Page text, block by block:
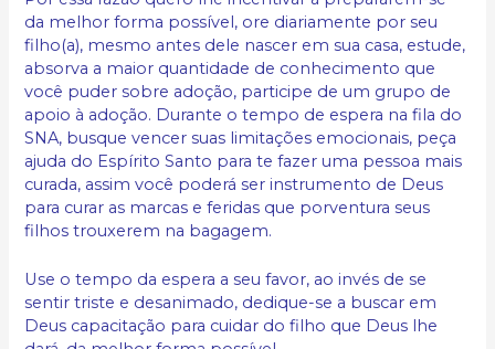
da melhor forma possível, ore diariamente por seu
filho(a), mesmo antes dele nascer em sua casa, estude,
absorva a maior quantidade de conhecimento que
você puder sobre adoção, participe de um grupo de
apoio à adoção. Durante o tempo de espera na fila do
SNA, busque vencer suas limitações emocionais, peça
ajuda do Espírito Santo para te fazer uma pessoa mais
curada, assim você poderá ser instrumento de Deus
para curar as marcas e feridas que porventura seus
filhos trouxerem na bagagem.
Use o tempo da espera a seu favor, ao invés de se
sentir triste e desanimado, dedique-se a buscar em
Deus capacitação para cuidar do filho que Deus lhe